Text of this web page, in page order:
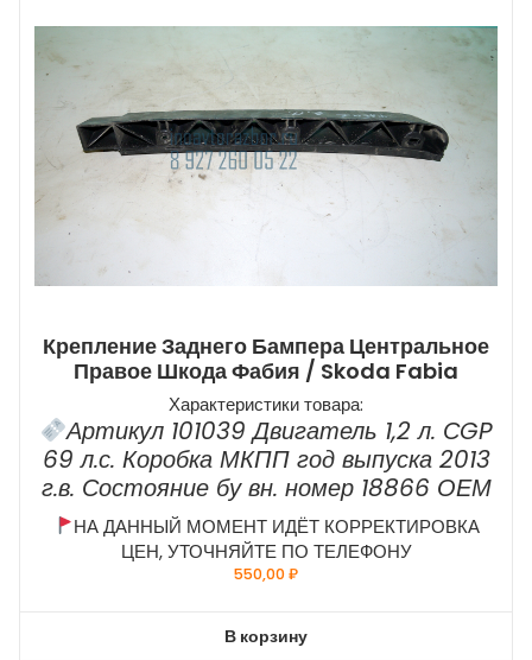
Крепление Заднего Бампера Центральное
Правое Шкода Фабия / Skoda Fabia
Характеристики товара:
Артикул 101039 Двигатель 1,2 л. СGP
69 л.с. Коробка МКПП год выпуска 2013
г.в. Состояние бу вн. номер 18866 ОЕМ
НА ДАННЫЙ МОМЕНТ ИДЁТ КОРРЕКТИРОВКА
ЦЕН, УТОЧНЯЙТЕ ПО ТЕЛЕФОНУ
550,00₽
В корзину